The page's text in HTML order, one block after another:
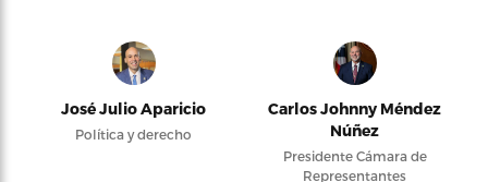
José Julio Aparicio
Política y derecho
Carlos Johnny Méndez
Núñez
Presidente Cámara de
Representantes